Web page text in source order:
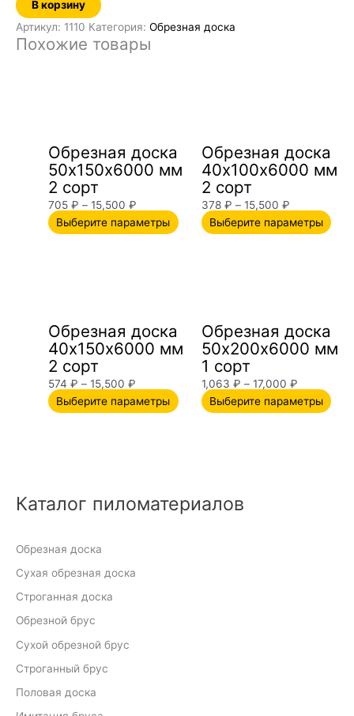
Каталог пиломатериалов
Обрезная доска
Сухая обрезная доска
Строганная доска
Обрезной брус
Сухой обрезной брус
Строганный брус
Половая доска
В корзину
Артикул: 1110 Категория: Обрезная доска
Похожие товары
Обрезная доска
50х150х6000 мм
2 сорт
705₽ – 15,500₽
Выберите параметры
Опции
можно
выбрать
странице
товара.
Обрезная доска
40х100х6000 мм
2 сорт
378 ₽ – 15,500 ₽
Выберите параметры
Обрезная доска
40х150х6000 мм
2 сорт
574₽ – 15,500₽
Выберите параметры
Опции
можно
выбрать
странице
товара.
Обрезная доска
50х200х6000 мм
1 сорт
1,063 ₽ – 17,000 ₽
Выберите параметры